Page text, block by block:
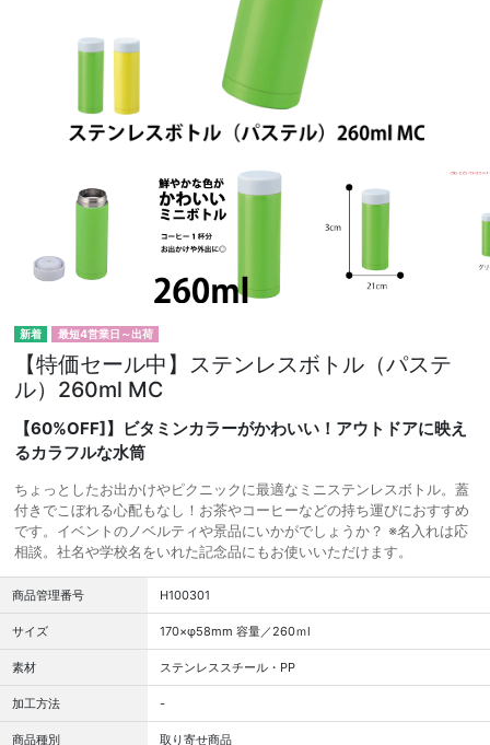
最短4営業日～出荷
【特価セール中】ステンレスボトル（パステ
ル）260ml MC
【60%OFF]】ビタミンカラーがかわいい！アウトドアに映え
るカラフルな水筒
ちょっとしたお出かけやピクニックに最適なミニステンレスボトル。蓋
付きでこぼれる心配もなし！お茶やコーヒーなどの持ち運びにおすすめ
です。イベントのノベルティや景品にいかがでしょうか？ ※名入れは応
相談。社名や学校名をいれた記念品にもお使いいただけます。
商品管理番号 H100301
サイズ 170×φ58mm 容量／260ｍl
素材 ステンレススチール・PP
加工方法 -
商品種別 取り寄せ商品